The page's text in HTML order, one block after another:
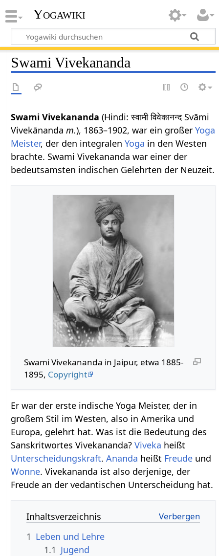
Yogawiki
Swami Vivekananda
Swami Vivekananda (Hindi: स्वामी विवेकानन्द Svāmi
Vivekānandam.), 1863–1902, war ein großerYoga
Meister, der den integralenYoga in den Westen
brachte. Swami Vivekananda war einer der
bedeutsamsten indischen Gelehrten der Neuzeit.
Swami Vivekananda in Jaipur, etwa 1885-
1895, Copyright
Er war der erste indische Yoga Meister, der in
großem Stil im Westen, also in Amerika und
Europa, gelehrt hat. Was ist die Bedeutung des
Sanskritwortes Vivekananda?Viveka heißt
Unterscheidungskraft.Ananda heißt Freude und
Wonne. Vivekananda ist also derjenige, der
Freude an der vedantischen Unterscheidung hat.
Inhaltsverzeichnis
1 Leben und Lehre
1.1 Jugend